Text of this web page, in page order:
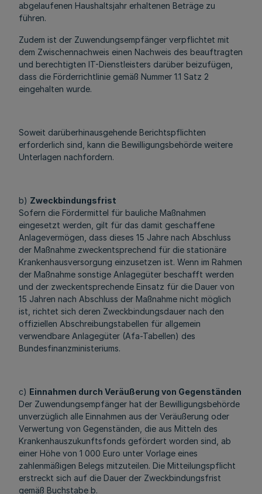
abgelaufenen Haushaltsjahr erhaltenen Beträge zu
führen.
Zudem ist der Zuwendungsempfänger verpflichtet mit
dem Zwischennachweis einen Nachweis des beauftragten
und berechtigten IT-Dienstleisters darüber beizufügen,
dass die Förderrichtlinie gemäß Nummer 1.1 Satz 2
eingehalten wurde.
Soweit darüberhinausgehende Berichtspflichten
erforderlich sind, kann die Bewilligungsbehörde weitere
Unterlagen nachfordern.
b) Zweckbindungsfrist
Sofern die Fördermittel für bauliche Maßnahmen
eingesetzt werden, gilt für das damit geschaffene
Anlagevermögen, dass dieses 15 Jahre nach Abschluss
der Maßnahme zweckentsprechend für die stationäre
Krankenhausversorgung einzusetzen ist. Wenn im Rahmen
der Maßnahme sonstige Anlagegüter beschafft werden
und der zweckentsprechende Einsatz für die Dauer von
15 Jahren nach Abschluss der Maßnahme nicht möglich
ist, richtet sich deren Zweckbindungsdauer nach den
offiziellen Abschreibungstabellen für allgemein
verwendbare Anlagegüter (Afa-Tabellen) des
Bundesfinanzministeriums.
c) Einnahmen durch Veräußerung von Gegenständen
Der Zuwendungsempfänger hat der Bewilligungsbehörde
unverzüglich alle Einnahmen aus der Veräußerung oder
Verwertung von Gegenständen, die aus Mitteln des
Krankenhauszukunftsfonds gefördert worden sind, ab
einer Höhe von 1 000 Euro unter Vorlage eines
zahlenmäßigen Belegs mitzuteilen. Die Mitteilungspflicht
erstreckt sich auf die Dauer der Zweckbindungsfrist
gemäß Buchstabe b.